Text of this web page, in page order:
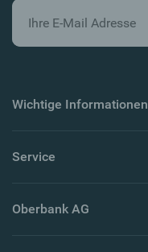
Wichtige Informationen
Service
Oberbank AG